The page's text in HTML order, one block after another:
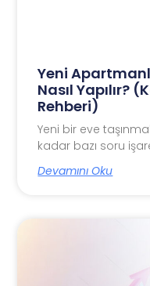
Yeni
Nasıl Yapılır?
Rehberi)
Yeni bir eve
kadar bazı soru
Devamını Oku